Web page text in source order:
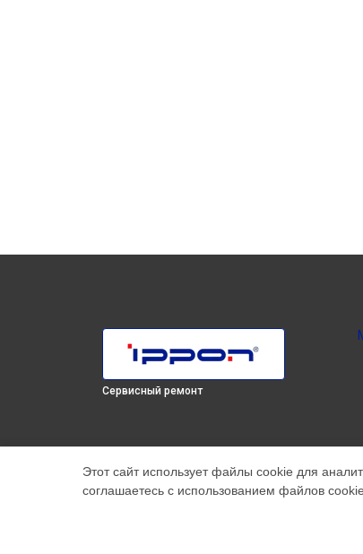
Сервисный ремонт
Этот сайт использует файлы cookie для
соглашаетесь с использованием файлов